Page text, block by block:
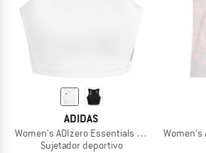
ADIDAS
Women's ADIzero Essentials Running Crop
Sujetador deportivo
Women's